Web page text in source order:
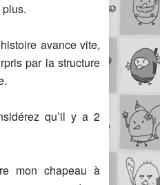
plus.
avance vite,
par la structure
qu’il y a 2
mon chapeau à